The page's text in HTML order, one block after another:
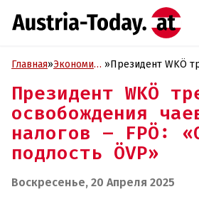
Главная»Экономика »Президент WKÖ
подлость ÖVP»
Президент WKÖ
освобождения
налогов – FPÖ:
подлость ÖVP»
Воскресенье, 20 Апреля 2025